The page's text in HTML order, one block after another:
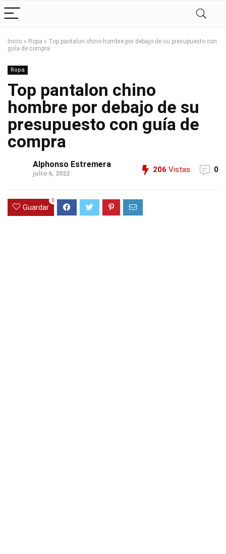
Inicio » Ropa » Top pantalon chino hombre por debajo de su presupuesto con
guía de compra
Ropa
Top pantalon chino
hombre por debajo de su
presupuesto con guía de
compra
Alphonso Estremera
julio 6, 2022 206 Vistas 0
Guardar
0